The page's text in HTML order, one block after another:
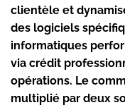
clientèle et
des logiciels
informatiques
via crédit
opérations. Le
multiplié par deux